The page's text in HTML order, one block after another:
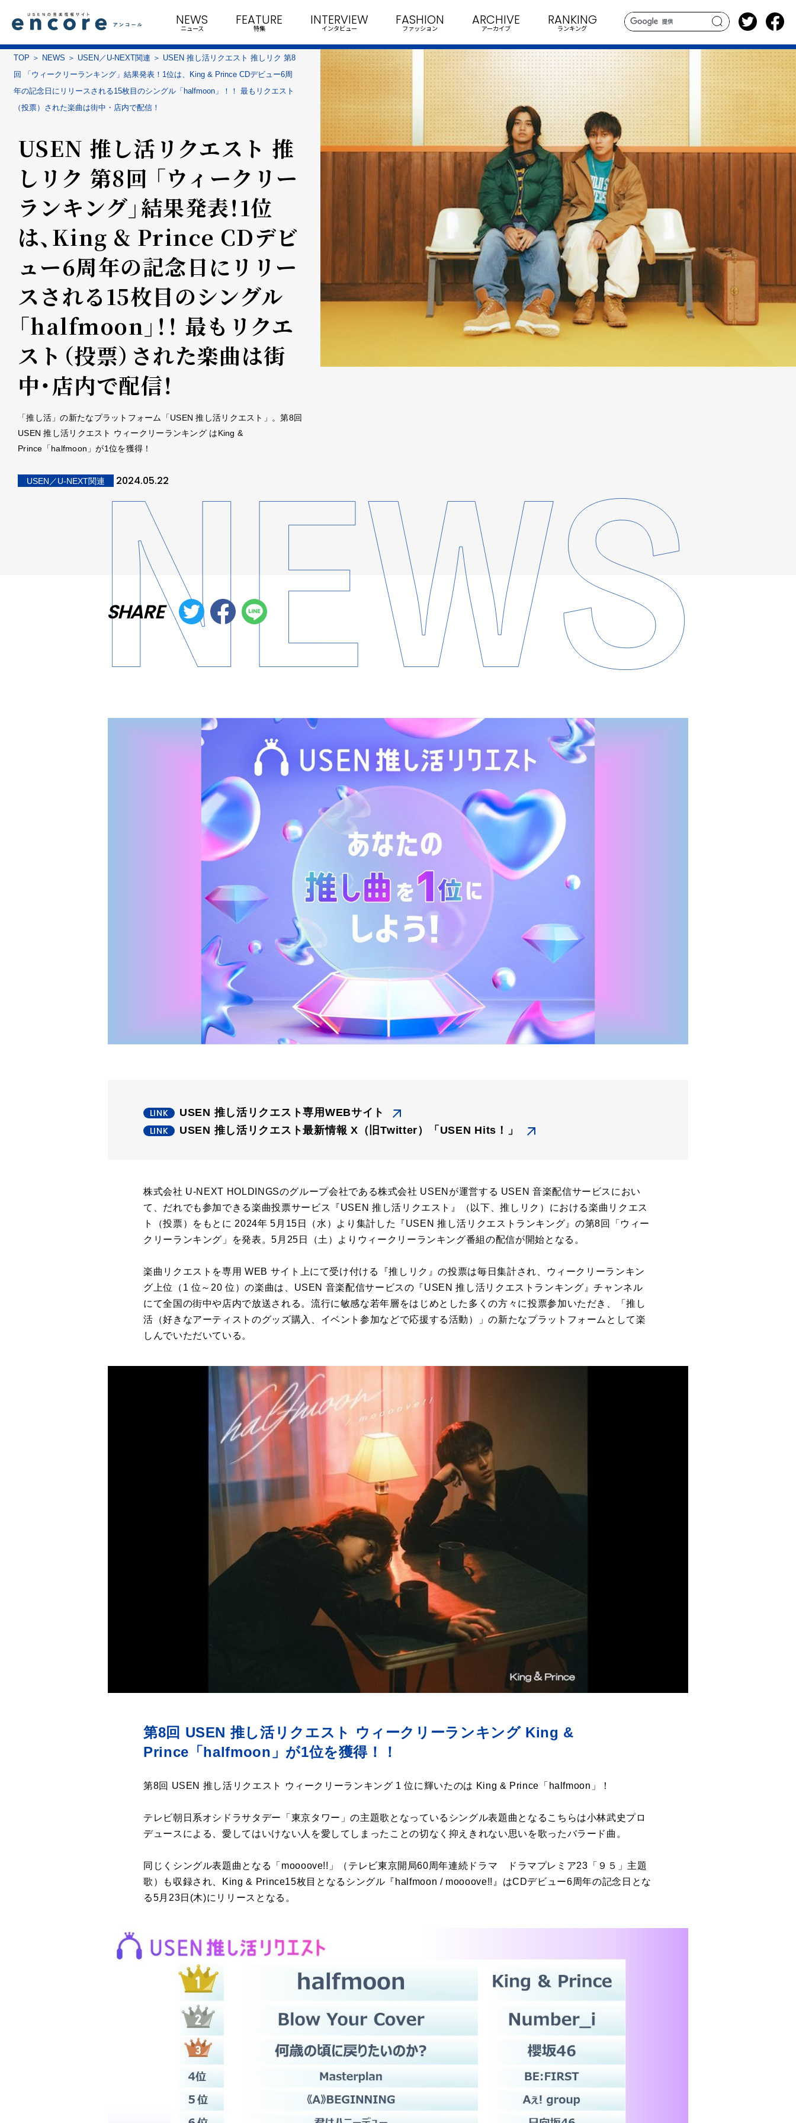
search
NEWS
ニュース
FEATURE
特集
INTERVIEW
インタビュー
FASHION
ファッション
ARCHIVE
アーカイブ
RANKING
ランキング
TOP NEWS USEN／U-NEXT関連
USEN 推し活リクエスト 推しリク 第8
回 「ウィークリーランキング」結果発表！1位は、King & Prince CDデビュー6周
年の記念日にリリースされる15枚目のシングル「halfmoon」！！ 最もリクエスト
（投票）された楽曲は街中・店内で配信！
USEN 推し活リクエスト 推
しリク 第8回 「ウィークリー
ランキング」結果発表！1位
は、King & Prince CDデビ
ュー6周年の記念日にリリー
スされる15枚目のシングル
「halfmoon」！！ 最もリクエ
スト（投票）された楽曲は街
中・店内で配信！
「推し活」の新たなプラットフォーム「USEN 推し活リクエスト」。第8回
USEN 推し活リクエスト ウィークリーランキング はKing &
Prince「halfmoon」が1位を獲得！
USEN／U-NEXT関連 2024.05.22
SHARE
USEN 推し活リクエスト専用WEBサイト
USEN 推し活リクエスト最新情報 X（旧Twitter）「USEN Hits！」
株式会社 U-NEXT HOLDINGSのグループ会社である株式会社 USENが運営する USEN 音楽配信サービスにおい
て、だれでも参加できる楽曲投票サービス『USEN 推し活リクエスト』（以下、推しリク）における楽曲リクエス
ト（投票）をもとに 2024年 5月15日（水）より集計した『USEN 推し活リクエストランキング』の第8回「ウィー
クリーランキング」を発表。5月25日（土）よりウィークリーランキング番組の配信が開始となる。
楽曲リクエストを専用 WEB サイト上にて受け付ける『推しリク』の投票は毎日集計され、ウィークリーランキン
グ上位（1 位～20 位）の楽曲は、USEN 音楽配信サービスの『USEN 推し活リクエストランキング』チャンネル
にて全国の街中や店内で放送される。流行に敏感な若年層をはじめとした多くの方々に投票参加いただき、「推し
活（好きなアーティストのグッズ購入、イベント参加などで応援する活動）」の新たなプラットフォームとして楽
しんでいただいている。
第8回 USEN 推し活リクエスト ウィークリーランキング King &
Prince「halfmoon」が1位を獲得！！
第8回 USEN 推し活リクエスト ウィークリーランキング 1 位に輝いたのは King & Prince「halfmoon」！
テレビ朝日系オシドラサタデー「東京タワー」の主題歌となっているシングル表題曲となるこちらは小林武史プロ
デュースによる、愛してはいけない人を愛してしまったことの切なく抑えきれない思いを歌ったバラード曲。
同じくシングル表題曲となる「moooove!!」（テレビ東京開局60周年連続ドラマ ドラマプレミア23「９５」主題
歌）も収録され、King & Prince15枚目となるシングル『halfmoon / moooove!!』はCDデビュー6周年の記念日とな
る5月23日(木)にリリースとなる。